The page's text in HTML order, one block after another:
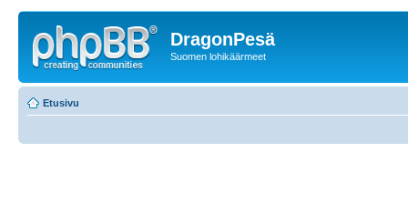
DragonPesä
Suomen lohikäärmeet
Etusivu